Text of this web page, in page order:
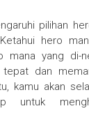
pilihan
hero
mana yang di-
dan
kamu akan
untuk